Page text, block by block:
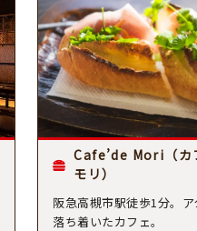
Cafe’de Mori（カ
モリ）
阪急高槻市駅徒歩1分。
落ち着いたカフェ。